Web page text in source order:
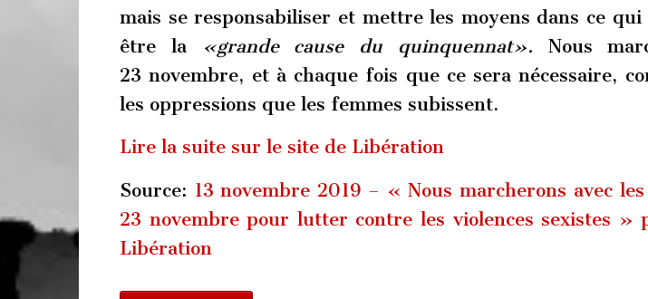
mais se responsabiliser et mettre les moyens dans ce qui
être la
«grande cause du quinquennat». Nous
23 novembre, et à chaque fois que ce sera nécessaire,
les oppressions que les femmes subissent.
Lire la suite sur le site de Libération
Source: 13 novembre 2019 – « Nous marcherons avec
23 novembre pour lutter contre les violences sexistes »
Libération